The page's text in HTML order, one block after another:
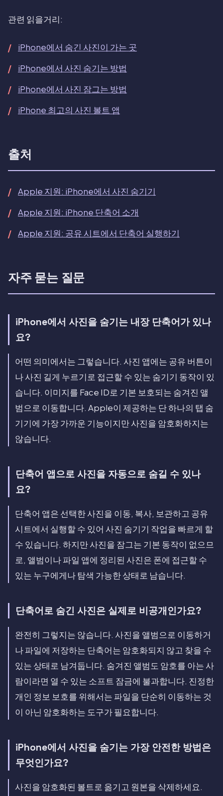
관련 읽을거리:
iPhone에서 숨긴 사진이 가는 곳
iPhone에서 사진 숨기는 방법
iPhone에서 사진 잠그는 방법
iPhone 최고의 사진 볼트 앱
출처
Apple 지원: iPhone에서 사진 숨기기
Apple 지원: iPhone 단축어 소개
Apple 지원: 공유 시트에서 단축어 실행하기
자주 묻는 질문
iPhone에서 사진을 숨기는 내장 단축어가 있나
요?
어떤 의미에서는 그렇습니다. 사진 앱에는 공유 버튼이
나 사진 길게 누르기로 접근할 수 있는 숨기기 동작이 있
습니다. 이미지를 Face ID로 기본 보호되는 숨겨진 앨
범으로 이동합니다. Apple이 제공하는 단 하나의 탭 숨
기기에 가장 가까운 기능이지만 사진을 암호화하지는
않습니다.
단축어 앱으로 사진을 자동으로 숨길 수 있나
요?
단축어 앱은 선택한 사진을 이동, 복사, 보관하고 공유
시트에서 실행할 수 있어 사진 숨기기 작업을 빠르게 할
수 있습니다. 하지만 사진을 잠그는 기본 동작이 없으므
로, 앨범이나 파일 앱에 정리된 사진은 폰에 접근할 수
있는 누구에게나 탐색 가능한 상태로 남습니다.
단축어로 숨긴 사진은 실제로 비공개인가요?
완전히 그렇지는 않습니다. 사진을 앨범으로 이동하거
나 파일에 저장하는 단축어는 암호화되지 않고 찾을 수
있는 상태로 남겨둡니다. 숨겨진 앨범도 암호를 아는 사
람이라면 열 수 있는 소프트 잠금에 불과합니다. 진정한
개인 정보 보호를 위해서는 파일을 단순히 이동하는 것
이 아닌 암호화하는 도구가 필요합니다.
iPhone에서 사진을 숨기는 가장 안전한 방법은
무엇인가요?
사진을 암호화된 볼트로 옮기고 원본을 삭제하세요.